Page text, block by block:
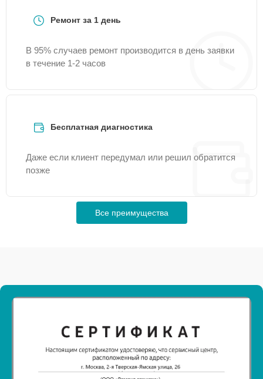
Ремонт за 1 день
В 95% случаев ремонт производится в день заявки
в течение 1-2 часов
Бесплатная диагностика
Даже если клиент передумал или решил обратится
позже
Все преимущества